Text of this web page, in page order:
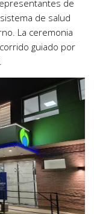
de
de salud
La ceremonia
guiado por